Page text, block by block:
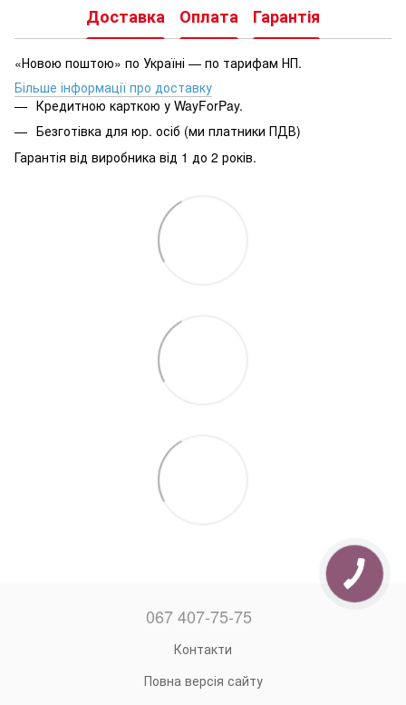
Доставка Оплата Гарантія
«Новою поштою» по Україні — по тарифам НП.
Більше інформації про доставку
Кредитною карткою у WayForPay.
Безготівка для юр. осіб (ми платники ПДВ)
Гарантія від виробника від 1 до 2 років.
067 407-75-75
Контакти
Повна версія сайту